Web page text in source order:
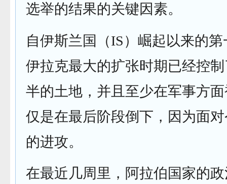
选举的结果的关键因素。
自伊斯兰国（IS）崛起以来的
伊拉克最大的扩张时期已经控
半的土地，并且至少在军事方
仅是在最后阶段倒下，因为面
的进攻。
在最近几周里，阿拉伯国家的